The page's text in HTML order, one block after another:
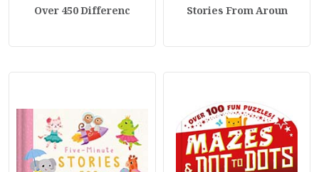
Stories From Aroun
Over 450 Differenc